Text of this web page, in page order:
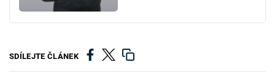
SDÍLEJTE ČLÁNEK